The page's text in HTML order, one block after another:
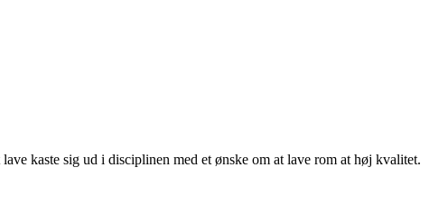
kaste sig ud i disciplinen med et ønske om at lave rom at høj kvalitet.